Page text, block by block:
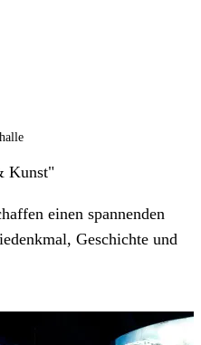
Kunst"
einen spannenden
Geschichte und